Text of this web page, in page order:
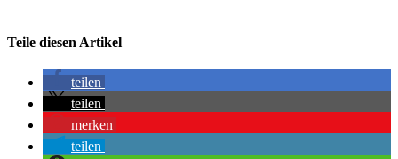
Teile diesen Artikel
teilen
teilen
merken
teilen